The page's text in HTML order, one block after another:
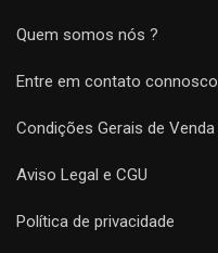
Quem somos nós ?
Entre em contato connosco
Condições Gerais de Venda
Aviso Legal e CGU
Política de privacidade